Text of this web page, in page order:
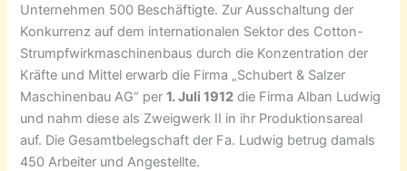
Unternehmen 500 Beschäftigte. Zur Ausschaltung der
Konkurrenz auf dem internationalen Sektor des Cotton-
Strumpfwirkmaschinenbaus durch die Konzentration der
Kräfte und Mittel erwarb die Firma „Schubert & Salzer
Maschinenbau AG“ per1. Juli 1912 die Firma Alban Ludwig
und nahm diese als Zweigwerk II in ihr Produktionsareal
auf. Die Gesamtbelegschaft der Fa. Ludwig betrug damals
450 Arbeiter und Angestellte.